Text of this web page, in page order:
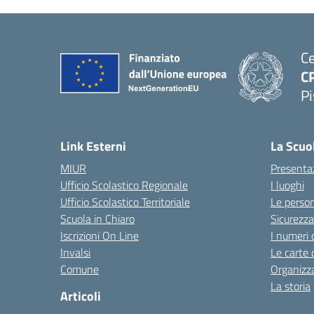
Link Esterni
MIUR
Ufficio Scolastico Regionale
Ufficio Scolastico Territoriale
Scuola in Chiaro
Iscrizioni On Line
Invalsi
Comune
Articoli
La
I luoghi
Le
Sicurezza
I numeri
Le carte
La storia